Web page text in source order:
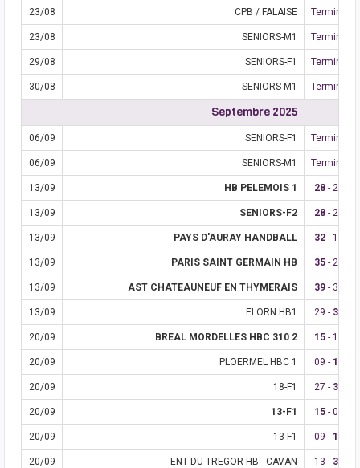
23/08 CPB / FALAISE Terminé
23/08 SENIORS-M1 Terminé
29/08 SENIORS-F1 Terminé
30/08 SENIORS-M1 Terminé
Septembre 2025
06/09 SENIORS-F1 Terminé
06/09 SENIORS-M1 Terminé
13/09 HB PELEMOIS 1 28 - 25
13/09 SENIORS-F2 28 - 22
13/09 PAYS D'AURAY HANDBALL 32 - 16
13/09 PARIS SAINT GERMAIN HB 35 - 22
13/09 AST CHATEAUNEUF EN THYMERAIS 39 - 34
13/09 ELORN HB1 29 - 31
20/09 BREAL MORDELLES HBC 310 2 15 - 10
20/09 PLOERMEL HBC 1 09 - 10
20/09 18-F1 27 - 34
20/09 13-F1 15 - 09
20/09 13-F1 09 - 16
20/09 ENT DU TREGOR HB - CAVAN 13 - 30